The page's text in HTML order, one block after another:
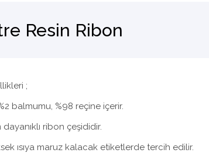
Resin Ribon
;
balmumu, %98 reçine içerir.
ribon çeşididir.
ısıya maruz kalacak etiketlerde tercih edilir.